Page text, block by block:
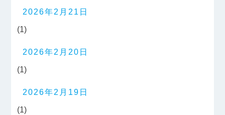
2026年2月21日
(1)
2026年2月20日
(1)
2026年2月19日
(1)